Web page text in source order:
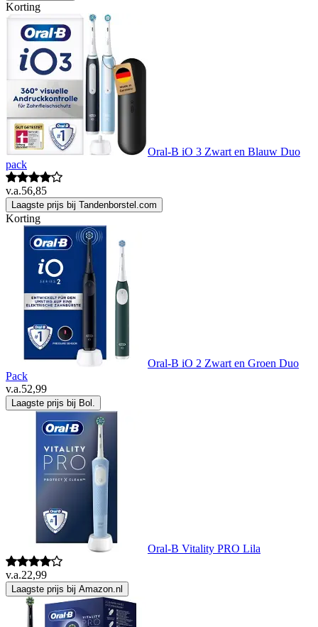
Korting
Oral-B iO 3 Zwart en Blauw Duo
pack
v.a.56,85
Laagste prijs bij Tandenborstel.com
Korting
Oral-B iO 2 Zwart en Groen Duo
Pack
v.a.52,99
Laagste prijs bij Bol.
Oral-B Vitality PRO Lila
v.a.22,99
Laagste prijs bij Amazon.nl